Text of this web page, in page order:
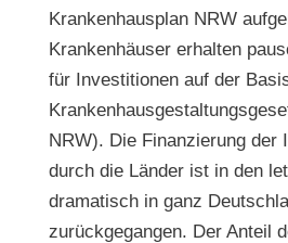
Krankenhausplan NRW
Krankenhäuser erhalten
für Investitionen auf der
NRW). Die Finanzierung der
durch die Länder ist in den
dramatisch in ganz
zurückgegangen. Der Anteil